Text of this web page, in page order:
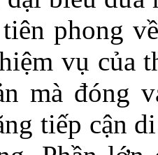
phong
vụ của
mà đóng
tiếp cận